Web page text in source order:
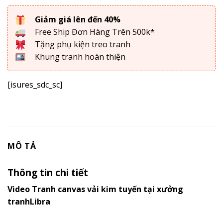
Giảm giá lên đến 40%
Free Ship Đơn Hàng Trên 500k*
Tặng phụ kiện treo tranh
Khung tranh hoàn thiện
[isures_sdc_sc]
MÔ TẢ
Thông tin chi tiết
Video Tranh canvas vải kim tuyến tại xưởng
tranhLibra